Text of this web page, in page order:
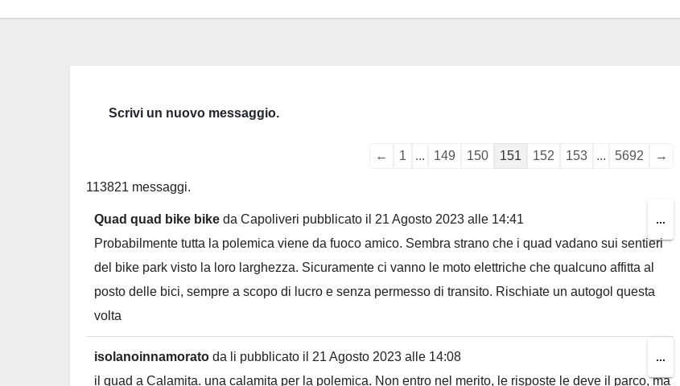
Guestbook
← 1 ... 149 150 151 152 153 ... 5692 →
113821 messaggi.
Quad quad bike bike da Capoliveri pubblicato il 21 Agosto 2023 alle 14:41
Probabilmente tutta la polemica viene da fuoco amico. Sembra strano che i quad vadano sui sentieri
del bike park visto la loro larghezza. Sicuramente ci vanno le moto elettriche che qualcuno affitta al
posto delle bici, sempre a scopo di lucro e senza permesso di transito. Rischiate un autogol questa
volta
...
this
isolanoinnamorato da li pubblicato il 21 Agosto 2023 alle 14:08
il quad a Calamita. una calamita per la polemica. Non entro nel merito, le risposte le deve il parco, ma
...
this